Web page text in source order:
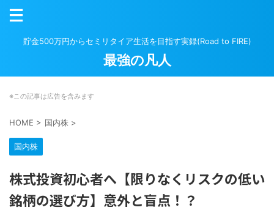
貯金500万円からセミリタイア生活を目指す実録(Road to FIRE)
最強の凡人
※この記事は広告を含みます
HOME > 国内株 >
国内株
株式投資初心者へ【限りなくリスクの低い
銘柄の選び方】意外と盲点！？